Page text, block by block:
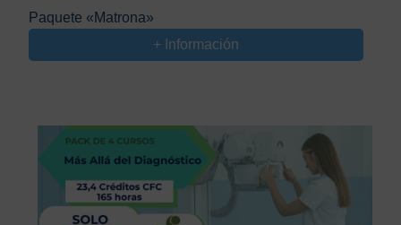
Paquete «Matrona»
+ Información